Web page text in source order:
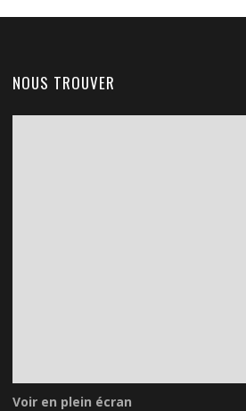
NOUS TROUVER
Voir en plein écran